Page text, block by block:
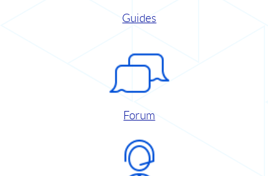
Guides
Forum